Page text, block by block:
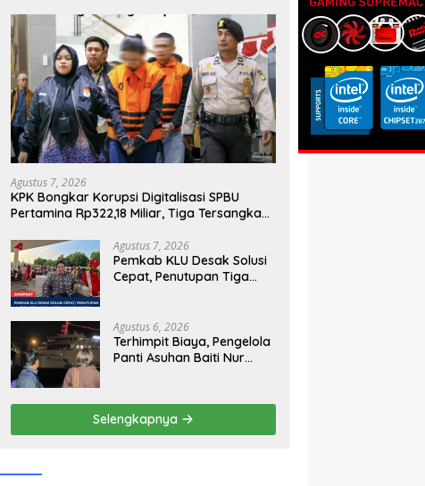
Agustus 7, 2026
KPK Bongkar Korupsi Digitalisasi SPBU
Pertamina Rp322,18 Miliar, Tiga Tersangka
Agustus 7, 2026
Pemkab KLU Desak Solusi
Cepat, Penutupan Tiga
Agustus 6, 2026
Terhimpit Biaya, Pengelola
Panti Asuhan Baiti Nur
Asesmen Bantuan Tak
Kunjung Tuntas
Selengkapnya